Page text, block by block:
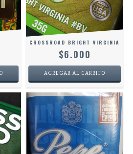
CROSSROAD BRIGHT VIRGINIA
$6.000